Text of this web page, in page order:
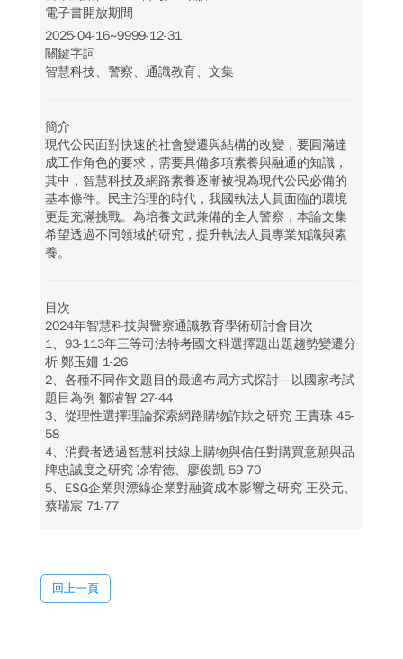
電子書開放期間
2025-04-16~9999-12-31
關鍵字詞
智慧科技、警察、通識教育、文集
簡介
現代公民面對快速的社會變遷與結構的改變，要圓滿達
成工作角色的要求，需要具備多項素養與融通的知識，
其中，智慧科技及網路素養逐漸被視為現代公民必備的
基本條件。民主治理的時代，我國執法人員面臨的環境
更是充滿挑戰。為培養文武兼備的全人警察，本論文集
希望透過不同領域的研究，提升執法人員專業知識與素
養。
目次
2024年智慧科技與警察通識教育學術研討會目次
1、93-113年三等司法特考國文科選擇題出題趨勢變遷分
析 鄭玉姍 1-26
2、各種不同作文題目的最適布局方式探討—以國家考試
題目為例 鄒濬智 27-44
3、從理性選擇理論探索網路購物詐欺之研究 王貴珠 45-
58
4、消費者透過智慧科技線上購物與信任對購買意願與品
牌忠誠度之研究 凃宥德、廖俊凱 59-70
5、ESG企業與漂綠企業對融資成本影響之研究 王癸元、
蔡瑞宸 71-77
回上一頁